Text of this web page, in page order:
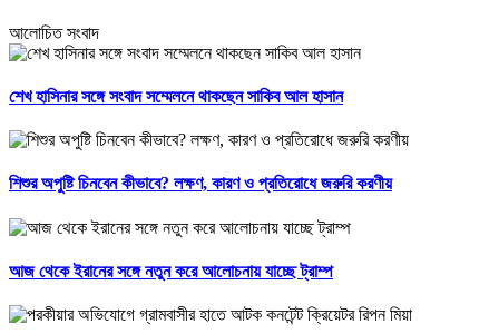
আলোচিত সংবাদ
শেখ হাসিনার সঙ্গে সংবাদ সম্মেলনে থাকছেন সাকিব আল হাসান
শিশুর অপুষ্টি চিনবেন কীভাবে? লক্ষণ, কারণ ও প্রতিরোধে জরুরি করণীয়
আজ থেকে ইরানের সঙ্গে নতুন করে আলোচনায় যাচ্ছে ট্রাম্প